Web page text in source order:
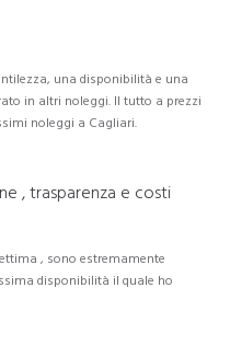
una disponibilità e una
in altri noleggi. Il tutto a prezzi
noleggi a Cagliari.
, trasparenza e costi
, sono estremamente
disponibilità il quale ho